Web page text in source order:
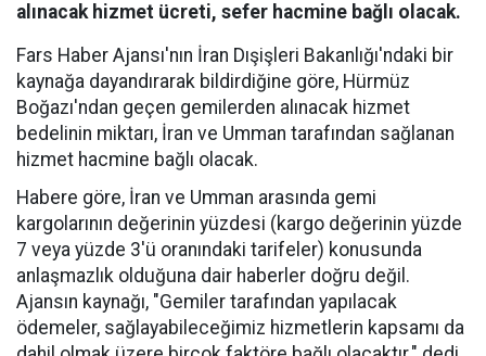
alınacak hizmet ücreti, sefer hacmine bağlı olacak.
Fars Haber Ajansı'nın İran Dışişleri Bakanlığı'ndaki bir
kaynağa dayandırarak bildirdiğine göre, Hürmüz
Boğazı'ndan geçen gemilerden alınacak hizmet
bedelinin miktarı, İran ve Umman tarafından sağlanan
hizmet hacmine bağlı olacak.
Habere göre, İran ve Umman arasında gemi
kargolarının değerinin yüzdesi (kargo değerinin yüzde
7 veya yüzde 3'ü oranındaki tarifeler) konusunda
anlaşmazlık olduğuna dair haberler doğru değil.
Ajansın kaynağı, "Gemiler tarafından yapılacak
ödemeler, sağlayabileceğimiz hizmetlerin kapsamı da